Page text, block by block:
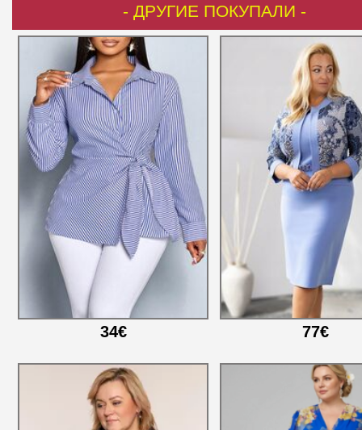
- ДРУГИЕ ПОКУПАЛИ -
34€ 77€